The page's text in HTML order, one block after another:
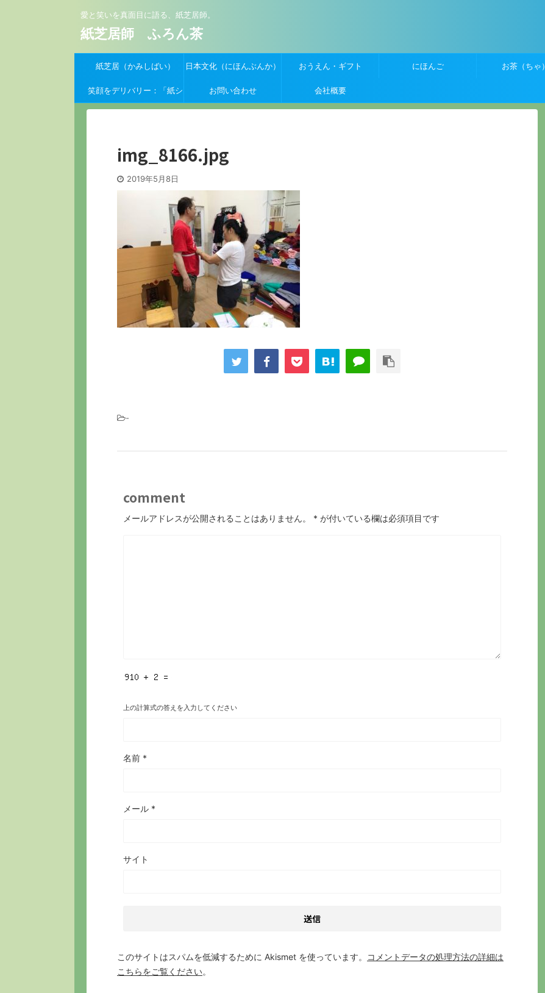
愛と笑いを真面目に語る、紙芝居師。
紙芝居師 ふろん茶
紙芝居（かみしばい） 日本文化（にほんぶんか） おうえん・ギフト にほんご お茶（ちゃ）
笑顔をデリバリー：「紙シ お問い合わせ 会社概要
img_8166.jpg
2019年5月8日
-
comment
メールアドレスが公開されることはありません。 * が付いている欄は必須項目です
上の計算式の答えを入力してください
名前 *
メール *
サイト
このサイトはスパムを低減するために Akismet を使っています。
コメントデータの処理方法の詳細は
こちらをご覧ください。